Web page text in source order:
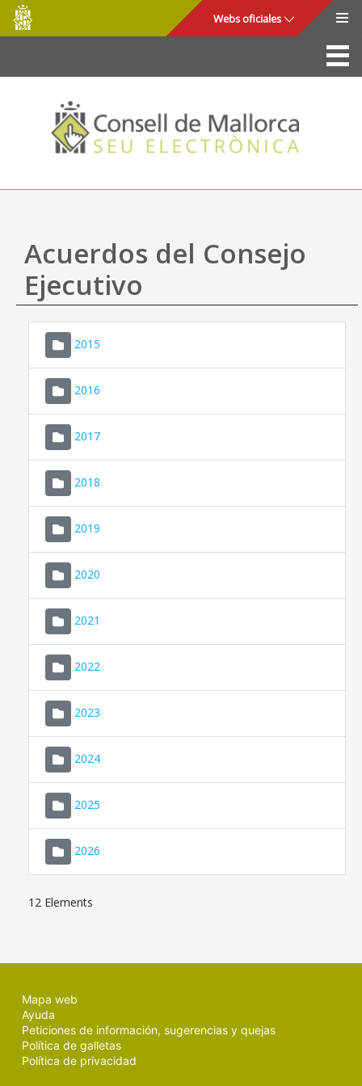
Saltar al contenido principal
Consell
de
Mallorca
Webs oficiales
La Sede
Consejo de Mallorca
Acceso y seguridad
Utilidades
Mapa web
Ayuda
Acuerdos del Consejo
Ejecutivo
2015
2016
2017
2018
2019
2020
2021
2022
2023
2024
2025
2026
12 Elements
Mapa web
Ayuda
Peticiones de información, sugerencias y quejas
Política de galletas
Política de privacidad